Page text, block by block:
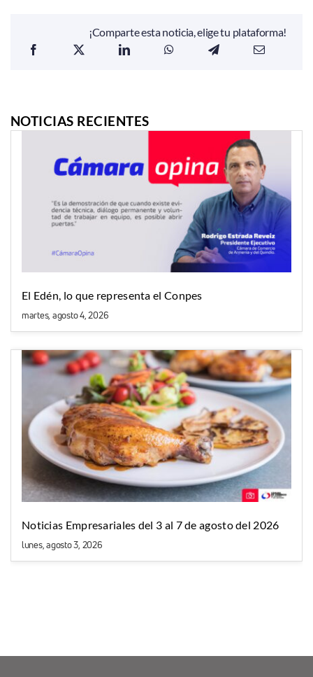
¡Comparte esta noticia, elige tu plataforma!
NOTICIAS RECIENTES
El Edén, lo que representa el Conpes
martes, agosto 4, 2026
Noticias Empresariales del 3 al 7 de agosto del 2026
lunes, agosto 3, 2026